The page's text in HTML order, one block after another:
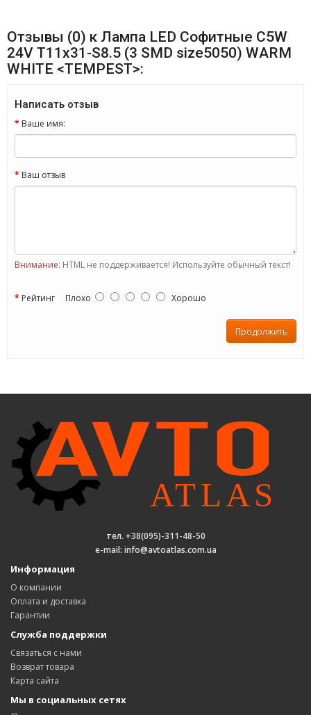
Отзывы (0) к Лампа LED Софитные C5W
24V T11x31-S8.5 (3 SMD size5050) WARM
WHITE <TEMPEST>:
Написать отзыв
Ваше имя:
Ваш отзыв
Внимание: HTML не поддерживается! Используйте обычный текст!
Рейтинг Плохо Хорошо
Продолжить
тел. +38(095)-311-48-50
e-mail: info@avtoatlas.com.ua
Информация
О компании
Оплата и доставка
Гарантии
Служба поддержки
Связаться с нами
Возврат товара
Карта сайта
Мы в социальных сетях